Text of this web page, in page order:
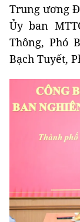
Trung ương
Ủy ban
Thông, Phó
Bạch Tuyết,